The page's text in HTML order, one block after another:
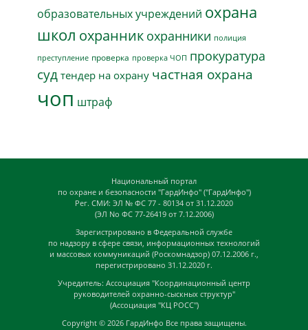
образовательных учреждений охрана
школ охранник охранники полиция
преступление проверка проверка ЧОП прокуратура
суд тендер на охрану частная охрана
чоп штраф
Национальный портал
по охране и безопасности "ГардИнфо" ("ГардИнфо")
Рег. СМИ: ЭЛ № ФС 77 - 80134 от 31.12.2020
(ЭЛ No ФС 77-26419 от 7.12.2006)
Зарегистрировано в Федеральной службе
по надзору в сфере связи, информационных технологий
и массовых коммуникаций (Роскомнадзор) 07.12.2006 г.,
перегистрировано 31.12.2020 г.
Учредитель: Ассоциация "Координационный центр
руководителей охранно-сыскных структур"
(Ассоциация "КЦ РОСС")
Copyright © 2026 ГардИнфо Все права защищены.